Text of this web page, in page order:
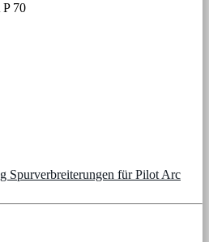
70
Spurverbreiterungen für Pilot Arc